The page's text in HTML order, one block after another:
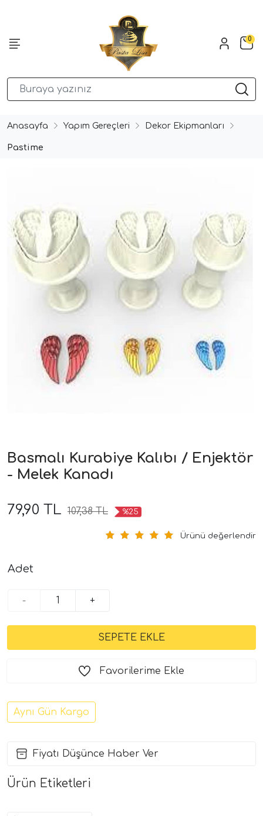
0
Anasayfa Yapım Gereçleri Dekor Ekipmanları
Pastime
Basmalı Kurabiye Kalıbı / Enjektör
- Melek Kanadı
79,90 TL 107,38 TL %25
Ürünü değerlendir
Adet
- +
Favorilerime Ekle
Aynı Gün Kargo
Fiyatı Düşünce Haber Ver
Ürün Etiketleri